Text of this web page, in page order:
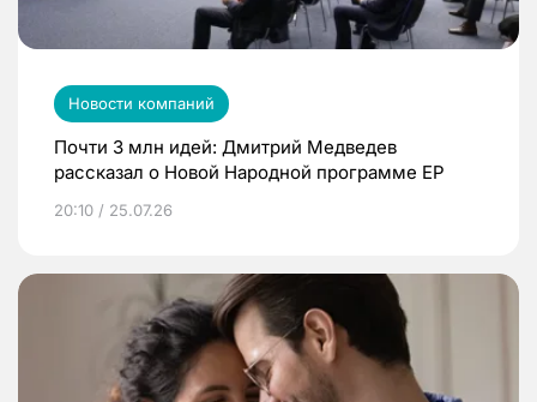
Новости компаний
Почти 3 млн идей: Дмитрий Медведев
рассказал о Новой Народной программе ЕР
20:10 / 25.07.26